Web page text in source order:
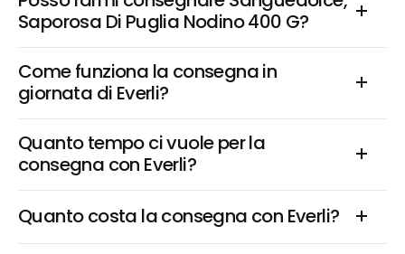
Saporosa Di Puglia Nodino 400 G?
Come funziona la consegna in
giornata di Everli?
Quanto tempo ci vuole per la
consegna con Everli?
Quanto costa la consegna con Everli?